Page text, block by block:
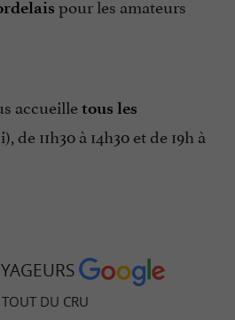
pour les amateurs
accueilletous les
de 11h30 à 14h30 et de 19h à
TOUT DU CRU